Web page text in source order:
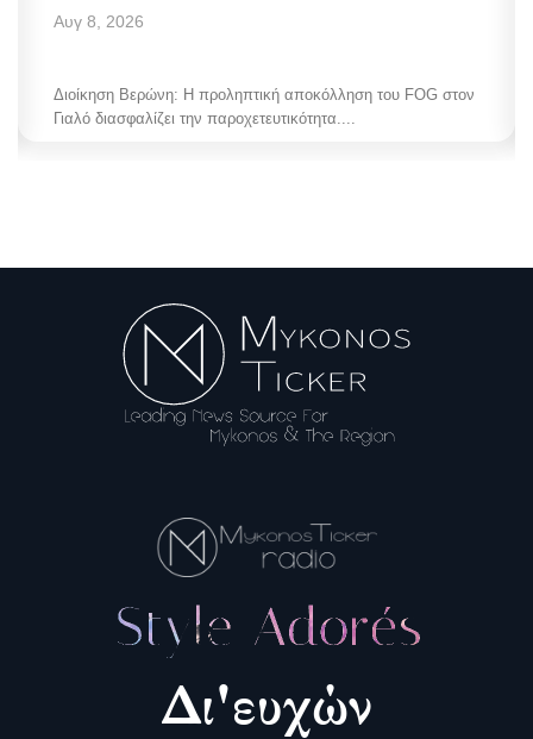
Αυγ 8, 2026
Διοίκηση Βερώνη: Η προληπτική αποκόλληση του FOG στον
Γιαλό διασφαλίζει την παροχετευτικότητα....